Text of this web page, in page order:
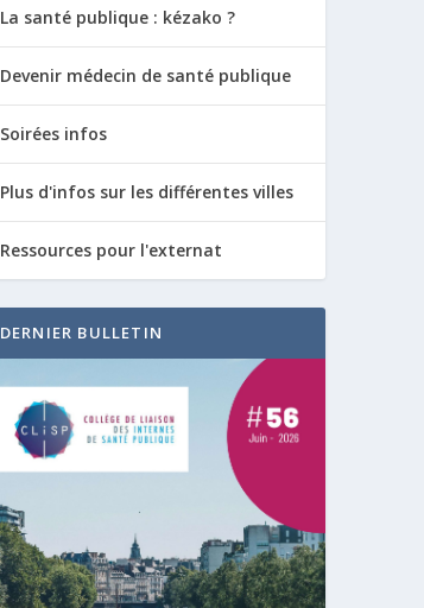
La santé publique : kézako ?
Devenir médecin de santé publique
Soirées infos
Plus d'infos sur les différentes villes
Ressources pour l'externat
DERNIER BULLETIN